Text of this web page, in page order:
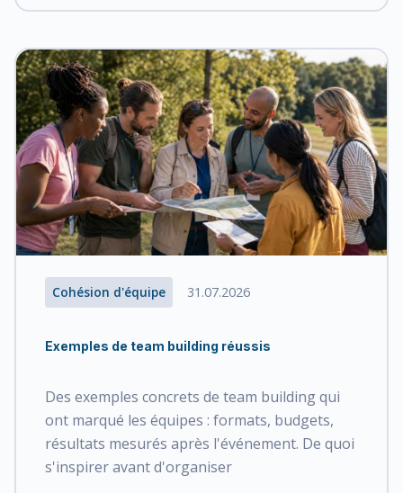
Cohésion d'équipe 31.07.2026
Exemples de team building réussis
Des exemples concrets de team building qui
ont marqué les équipes : formats, budgets,
résultats mesurés après l'événement. De quoi
s'inspirer avant d'organiser